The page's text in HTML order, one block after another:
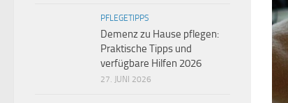
PFLEGETIPPS
Demenz zu Hause pflegen:
Praktische Tipps und
verfügbare Hilfen 2026
27. JUNI 2026